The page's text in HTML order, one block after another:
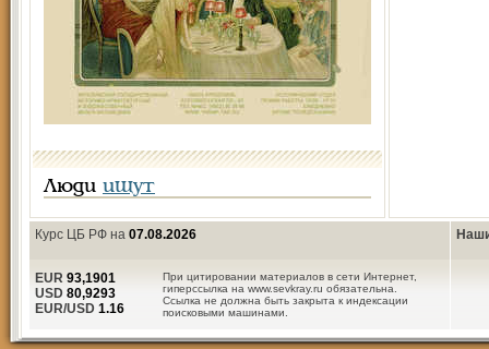
Люди ищут
Курс ЦБ РФ на 07.08.2026
При цитировании материалов в сети Интернет,
гиперссылка на www.sevkray.ru обязательна.
Ссылка не должна быть закрыта к индексации
поисковыми машинами.
EUR 93,1901
USD 80,9293
EUR/USD 1.16